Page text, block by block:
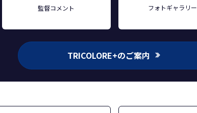
監督コメント フォトギャラリー
TRICOLORE+のご案内